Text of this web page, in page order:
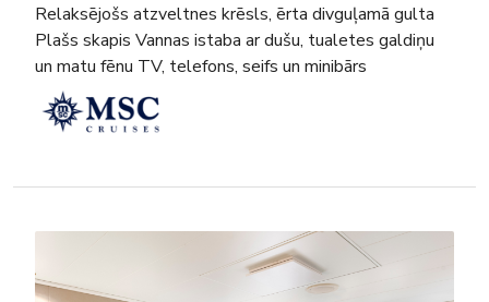
Relaksējošs atzveltnes krēsls, ērta divguļamā gulta
Plašs skapis Vannas istaba ar dušu, tualetes galdiņu
un matu fēnu TV, telefons, seifs un minibārs